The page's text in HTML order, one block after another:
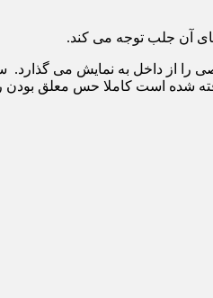
آن جلب توجه می کند.
شده است کاملا حس معلق بودن